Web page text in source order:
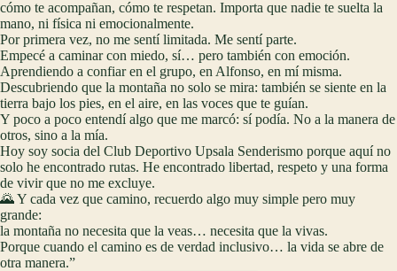
cómo te acompañan, cómo te respetan. Importa que nadie te suelta la
mano, ni física ni emocionalmente.
Por primera vez, no me sentí limitada. Me sentí parte.
Empecé a caminar con miedo, sí… pero también con emoción.
Aprendiendo a confiar en el grupo, en Alfonso, en mí misma.
Descubriendo que la montaña no solo se mira: también se siente en la
tierra bajo los pies, en el aire, en las voces que te guían.
Y poco a poco entendí algo que me marcó: sí podía. No a la manera de
otros, sino a la mía.
Hoy soy socia del Club Deportivo Upsala Senderismo porque aquí no
solo he encontrado rutas. He encontrado libertad, respeto y una forma
de vivir que no me excluye.
🌄 Y cada vez que camino, recuerdo algo muy simple pero muy
grande:
la montaña no necesita que la veas… necesita que la vivas.
Porque cuando el camino es de verdad inclusivo… la vida se abre de
otra manera.”